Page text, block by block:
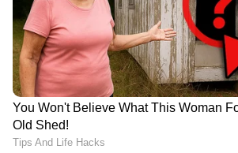
ഒരുങ്ങുന്നു
നിർത്തിയിട്ട കാർ കത്തിച്ചു,
യുവതിയുടെ മേൽ
പെട്രോളൊഴിച്ചു; വീട്ടിൽക്കയറി
യുവാവിന്റെ പരാക്രമം